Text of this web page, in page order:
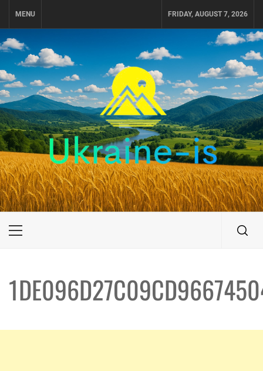
MENU FRIDAY, AUGUST 7, 2026
UKRAINE-IS
ПУТЕШЕСТВИЕ ПО УКРАИНЕ
Primary